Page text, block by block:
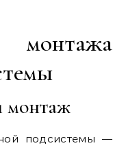
монтаж
подсистемы —